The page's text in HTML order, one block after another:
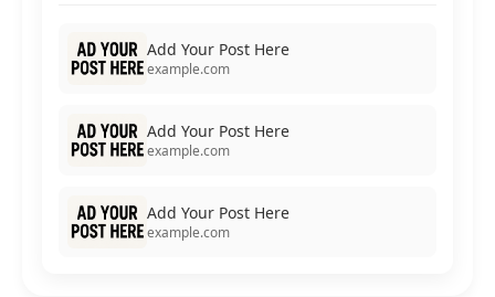
Add Your Post Here
example.com
Add Your Post Here
example.com
Add Your Post Here
example.com